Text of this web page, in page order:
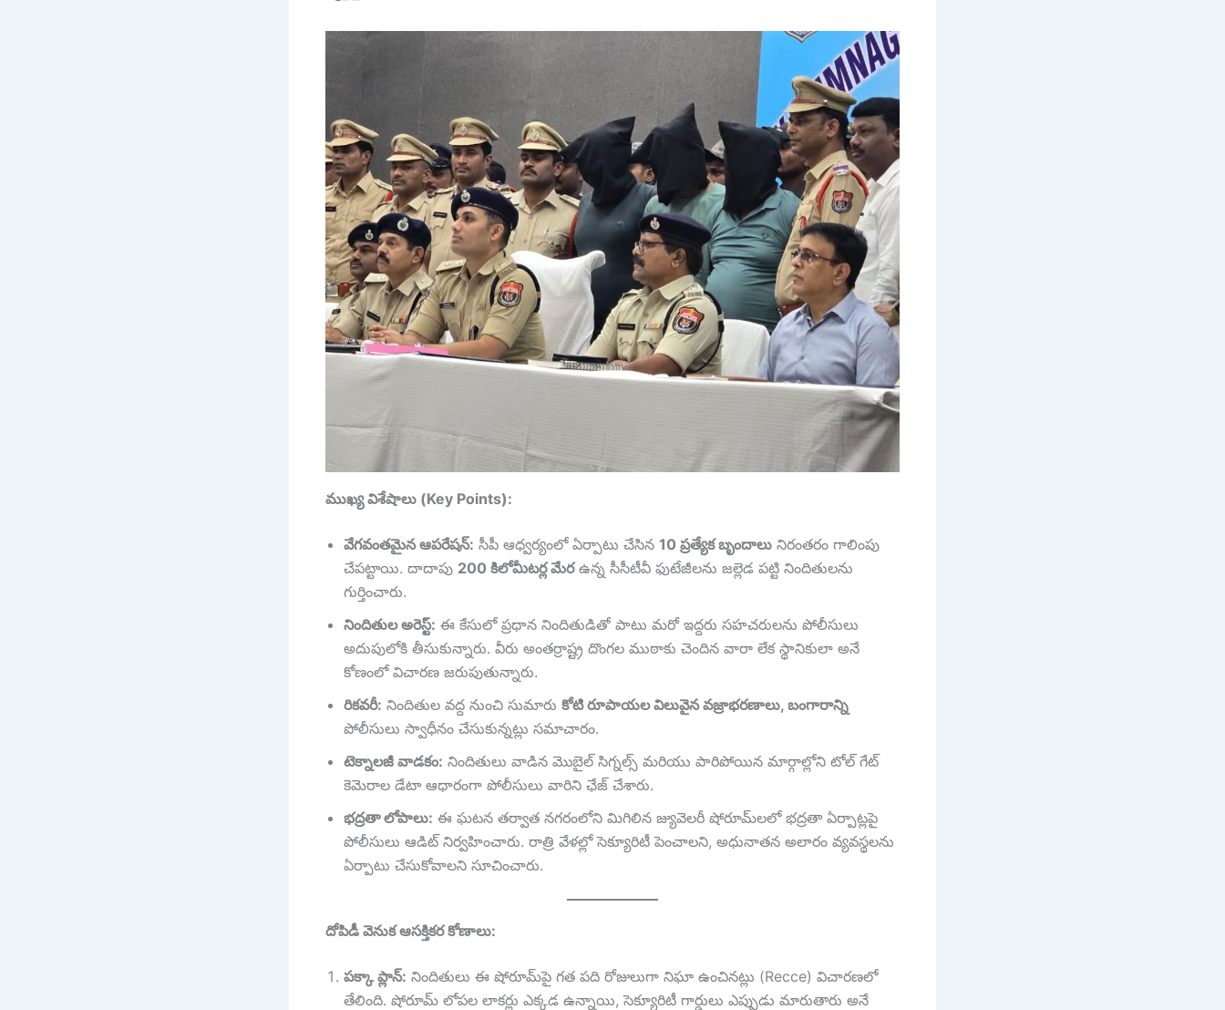
ముఖ్య విశేషాలు (Key Points):
వేగవంతమైన ఆపరేషన్: సీపీ ఆధ్వర్యంలో ఏర్పాటు చేసిన 10 ప్రత్యేక బృందాలు నిరంతరం గాలింపు
చేపట్టాయి. దాదాపు 200 కిలోమీటర్ల మేరఉన్న సీసీటీవీ ఫుటేజీలను జల్లెడ పట్టి నిందితులను
గుర్తించారు.
నిందితుల అరెస్ట్: ఈ కేసులో ప్రధాన నిందితుడితో పాటు మరో ఇద్దరు సహచరులను పోలీసులు
అదుపులోకి తీసుకున్నారు. వీరు అంతర్రాష్ట్ర దొంగల ముఠాకు చెందిన వారా లేక స్థానికులా అనే
కోణంలో విచారణ జరుపుతున్నారు.
రికవరీ: నిందితుల వద్ద నుంచి సుమారు కోటి రూపాయల విలువైన వజ్రాభరణాలు, బంగారాన్ని
పోలీసులు స్వాధీనం చేసుకున్నట్లు సమాచారం.
టెక్నాలజీ వాడకం: నిందితులు వాడిన మొబైల్ సిగ్నల్స్ మరియు పారిపోయిన మార్గాల్లోని టోల్ గేట్
కెమెరాల డేటా ఆధారంగా పోలీసులు వారిని ఛేజ్ చేశారు.
భద్రతా లోపాలు: ఈ ఘటన తర్వాత నగరంలోని మిగిలిన జ్యువెలరీ షోరూమ్‌లలో భద్రతా ఏర్పాట్లపై
పోలీసులు ఆడిట్ నిర్వహించారు. రాత్రి వేళల్లో సెక్యూరిటీ పెంచాలని, అధునాతన అలారం వ్యవస్థలను
ఏర్పాటు చేసుకోవాలని సూచించారు.
దోపిడీ వెనుక ఆసక్తికర కోణాలు:
పక్కా ప్లాన్: నిందితులు ఈ షోరూమ్‌పై గత పది రోజులుగా నిఘా ఉంచినట్లు (Recce) విచారణలో
తేలింది. షోరూమ్ లోపల లాకర్లు ఎక్కడ ఉన్నాయి, సెక్యూరిటీ గార్డులు ఎప్పుడు మారుతారు అనే